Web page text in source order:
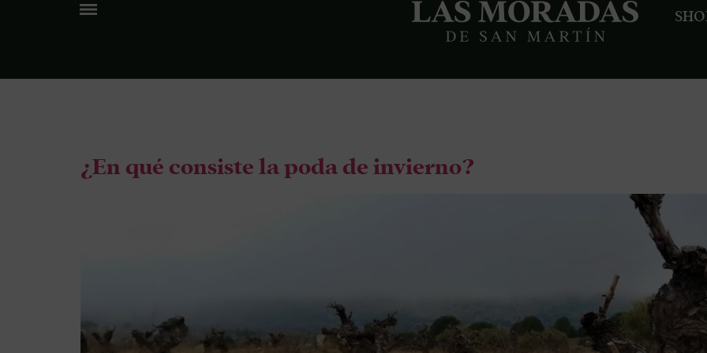
Tag:viñedo
¿En qué consiste la poda de invierno?